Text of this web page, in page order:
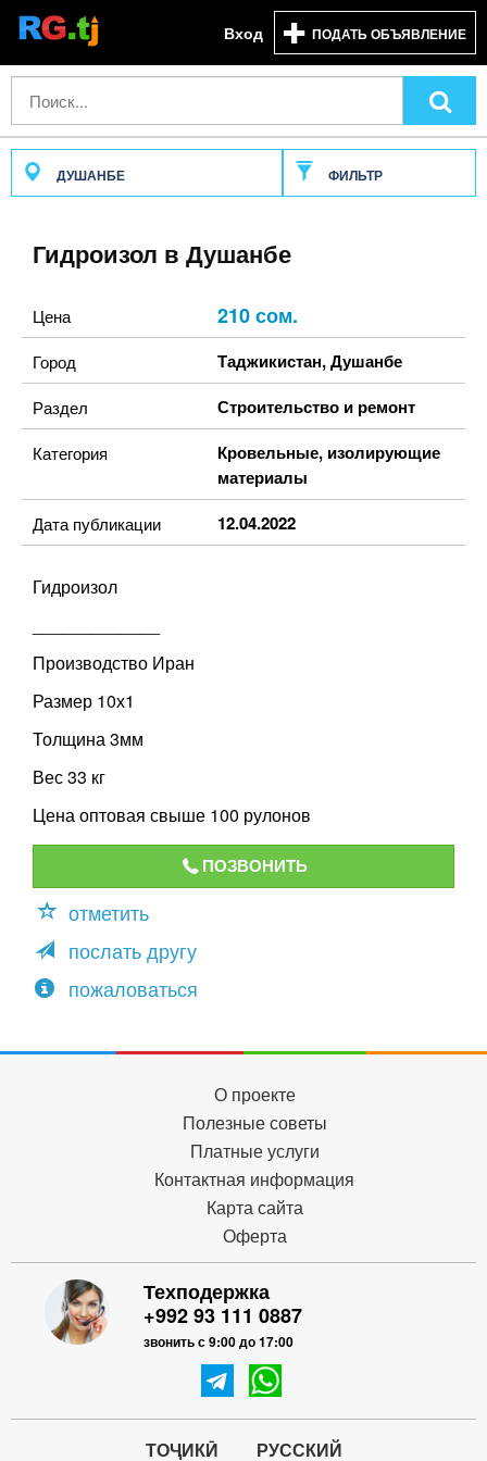
Вход ПОДАТЬ ОБЪЯВЛЕНИЕ
ДУШАНБЕ ФИЛЬТР
Гидроизол в Душанбе
Цена 210 сом.
Город Таджикистан,Душанбе
Раздел Строительство и ремонт
Категория
Кровельные, изолирующие
материалы
Дата публикации 12.04.2022
Гидроизол
Производство Иран
Размер 10х1
Толщина 3мм
Вес 33 кг
Цена оптовая свыше 100 рулонов
ПОЗВОНИТЬ
отметить
послать другу
пожаловаться
О проекте
Полезные советы
Платные услуги
Контактная информация
Карта сайта
Оферта
Техподержка
+992 93 111 0887
звонить с 9:00 до 17:00
ТОҶИКӢ РУССКИЙ